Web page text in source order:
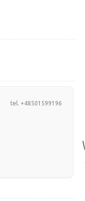
tel. +48501599196